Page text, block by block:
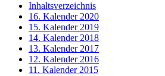
Inhaltsverzeichnis
16. Kalender 2020
15. Kalender 2019
14. Kalender 2018
13. Kalender 2017
12. Kalender 2016
11. Kalender 2015